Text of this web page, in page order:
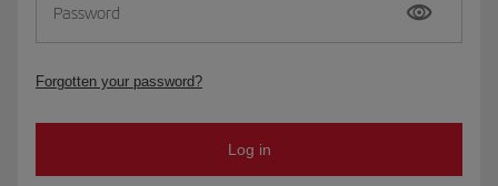
Password
Forgotten your password?